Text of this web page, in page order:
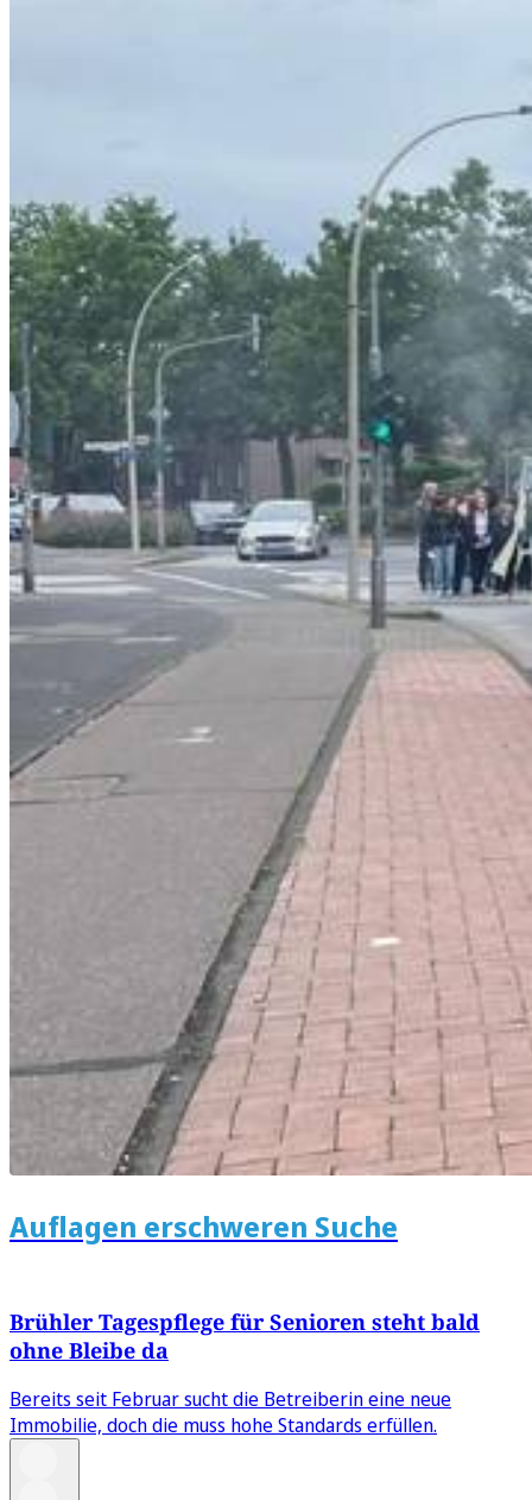
Auflagen erschweren Suche
Brühler Tagespflege für Senioren steht bald
ohne Bleibe da
Bereits seit Februar sucht die Betreiberin eine neue
Immobilie, doch die muss hohe Standards erfüllen.